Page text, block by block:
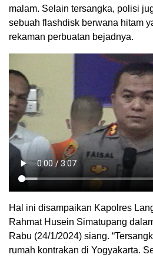
malam. Selain tersangka, polisi
sebuah flashdisk berwana hitam
rekaman perbuatan bejadnya.
Hal ini disampaikan Kapolres
Rahmat Husein Simatupang
Rabu (24/1/2024) siang.
rumah kontrakan di Yogyakarta.